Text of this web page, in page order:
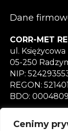
Cenimy
Dane
CORR-MET
ul. Księżycowa
05-250
NIP:
REGON:
BDO:
Polityka